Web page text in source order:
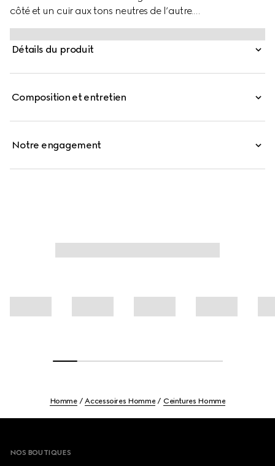
côté et un cuir aux tons neutres de l’autre.
Confectionnées en GG Supreme et cuir lisse, elles se
caractérisent par une boucle rectangulaire avec gravure
Gucci.
Détails du produit
Composition et entretien
Notre engagement
Homme Accessoires Homme Ceintures Homme
NOS BOUTIQUES